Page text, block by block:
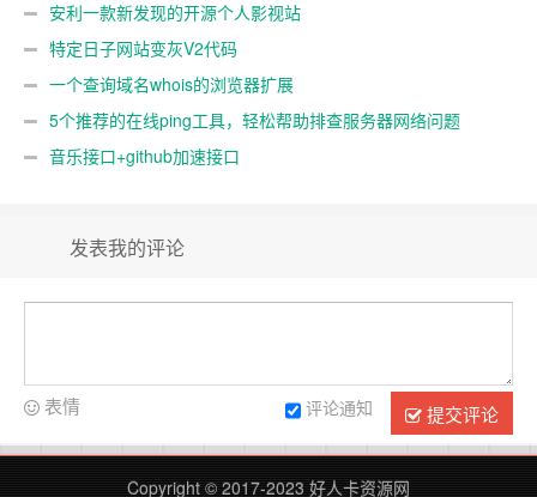
安利一款新发现的开源个人影视站
特定日子网站变灰V2代码
一个查询域名whois的浏览器扩展
5个推荐的在线ping工具，轻松帮助排查服务器网络问题
音乐接口+github加速接口
发表我的评论
提交评论
评论通知
表情
Copyright © 2017-2023 好人卡资源网